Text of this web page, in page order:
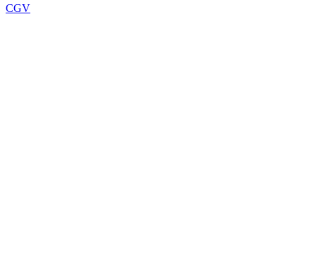
CGV